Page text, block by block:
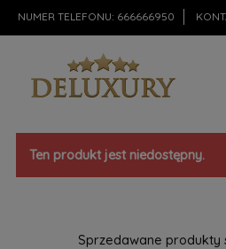
NUMER TELEFONU: 666666950
Ten produkt jest niedostępny.
Sprzedawane produkty